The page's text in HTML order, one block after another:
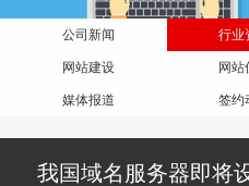
公司新闻 行业
网站建设 网站
媒体报道 签约
我国域名服务器即将